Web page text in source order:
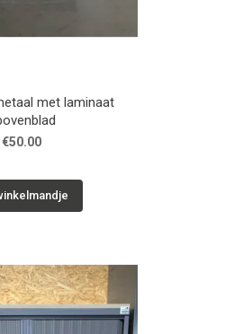
met laminaat
€50.00